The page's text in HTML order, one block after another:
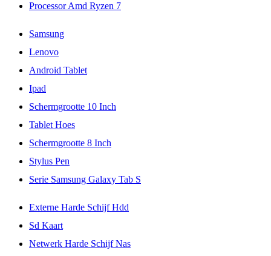
Processor Amd Ryzen 7
Samsung
Lenovo
Android Tablet
Ipad
Schermgrootte 10 Inch
Tablet Hoes
Schermgrootte 8 Inch
Stylus Pen
Serie Samsung Galaxy Tab S
Externe Harde Schijf Hdd
Sd Kaart
Netwerk Harde Schijf Nas